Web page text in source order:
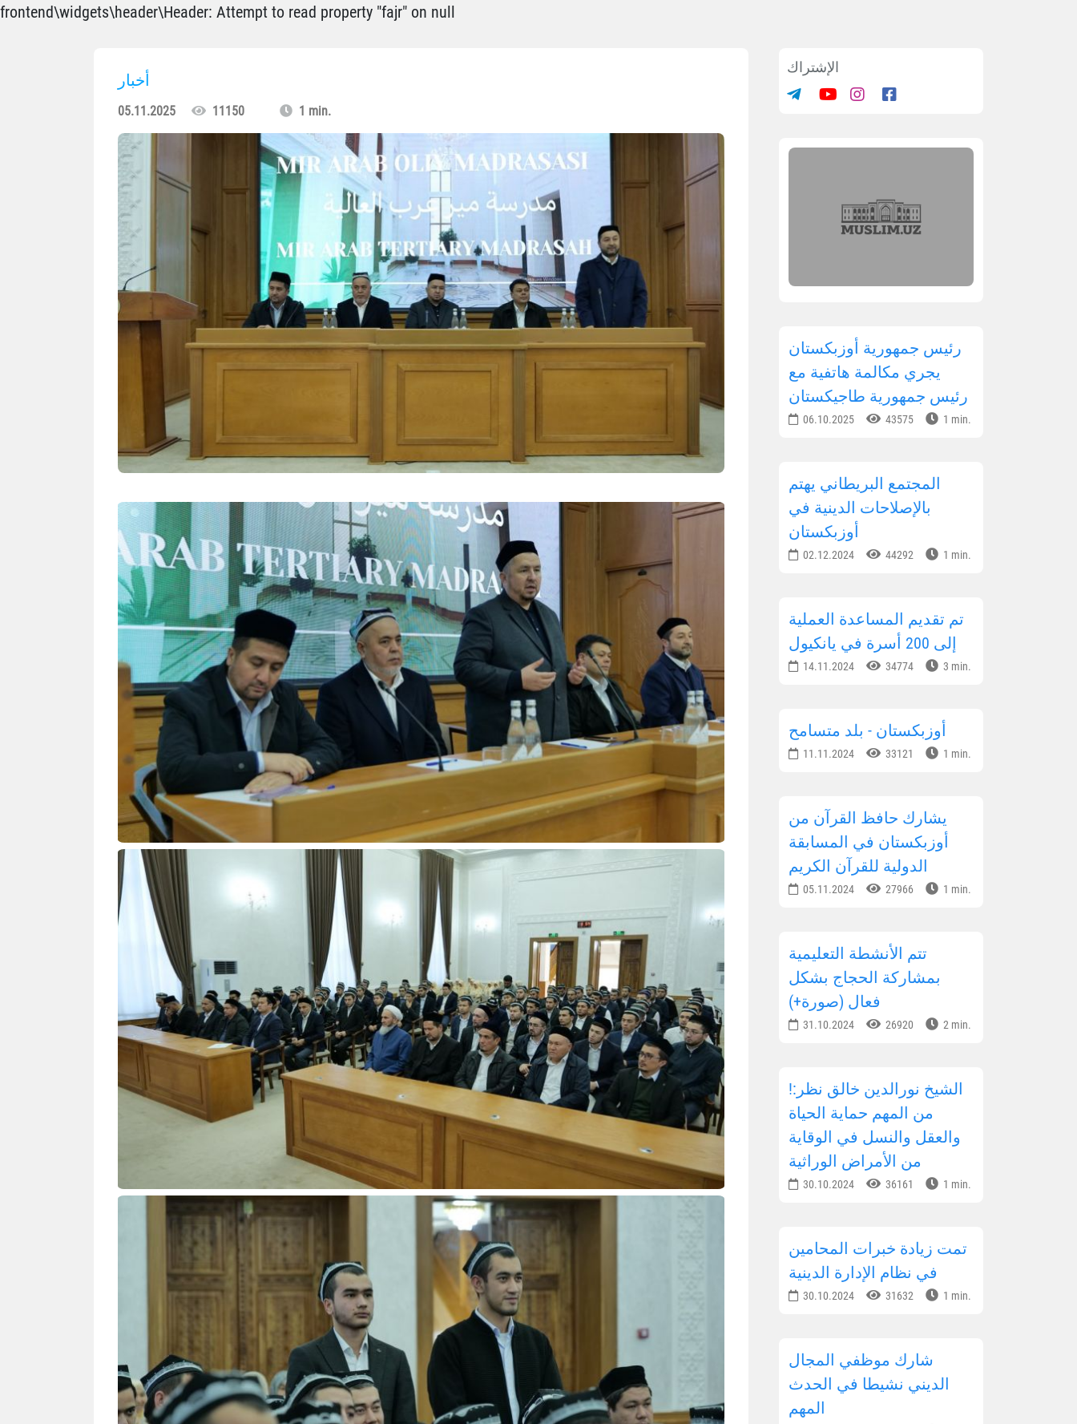
frontend\widgets\header\Header: Attempt to read property "fajr" on null
أخبار
05.11.2025 11150 1 min.
الإشتراك
رئيس جمهورية أوزبكستان
يجري مكالمة هاتفية مع
رئيس جمهورية طاجيكستان
06.10.2025 43575 1 min.
المجتمع البريطاني يهتم
بالإصلاحات الدينية في
أوزبكستان
02.12.2024 44292 1 min.
تم تقديم المساعدة العملية
إلى 200 أسرة في يانكيول
14.11.2024 34774 3 min.
أوزبكستان - بلد متسامح
11.11.2024 33121 1 min.
يشارك حافظ القرآن من
أوزبكستان في المسابقة
الدولية للقرآن الكريم
05.11.2024 27966 1 min.
تتم الأنشطة التعليمية
بمشاركة الحجاج بشكل
فعال (صورة+)
31.10.2024 26920 2 min.
!الشيخ نورالدين خالق نظر:
من المهم حماية الحياة
والعقل والنسل في الوقاية
من الأمراض الوراثية
30.10.2024 36161 1 min.
تمت زيادة خبرات المحامين
في نظام الإدارة الدينية
30.10.2024 31632 1 min.
شارك موظفي المجال
الديني نشيطا في الحدث
المهم